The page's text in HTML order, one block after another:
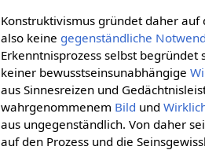
Konstruktivismus gründet daher
also keine gegenständliche
Erkenntnisprozess selbst
keiner bewusstseinsunabhängige
aus Sinnesreizen und
wahrgenommenem Bild und
aus ungegenständlich. Von daher
auf den Prozess und die